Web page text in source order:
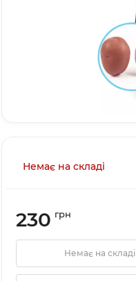
Немає на складі
230 грн
Немає на складі